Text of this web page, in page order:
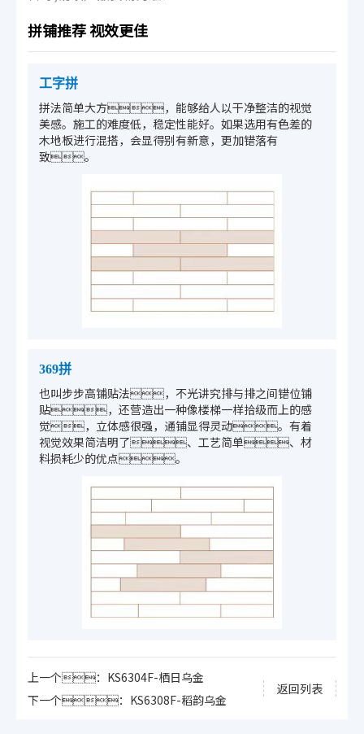
拼铺推荐 视效更佳
工字拼
拼法简单大方，能够给人以干净整洁的视觉
美感。施工的难度低，稳定性能好。如果选用有色差的
木地板进行混搭，会显得别有新意，更加错落有
致。
369拼
也叫步步高铺贴法，不光讲究排与排之间错位铺
贴，还营造出一种像楼梯一样拾级而上的感
觉，立体感很强，通铺显得灵动。有着
视觉效果简洁明了、工艺简单、材
料损耗少的优点。
上一个：KS6304F-栖日乌金
返回列表
下一个：KS6308F-稻韵乌金